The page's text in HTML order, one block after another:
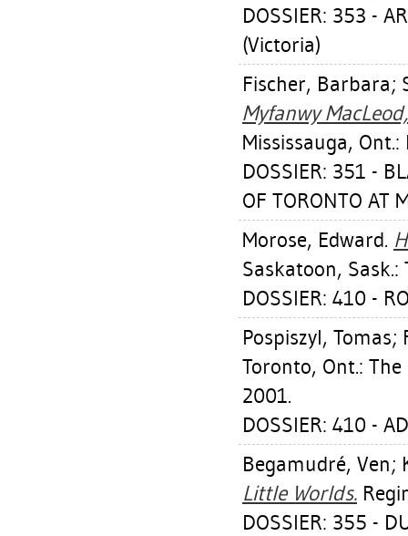
DOSSIER: 353 -
(Victoria)
Fischer, Barbara;
Myfanwy
Mississauga,
DOSSIER: 351 -
OF TORONTO AT
Morose, Edward.
Saskatoon,
DOSSIER: 410 -
Pospiszyl, Tomas;
Toronto, Ont.:
2001.
DOSSIER: 410 -
Begamudré, Ven;
Little Worlds.
DOSSIER: 355 -